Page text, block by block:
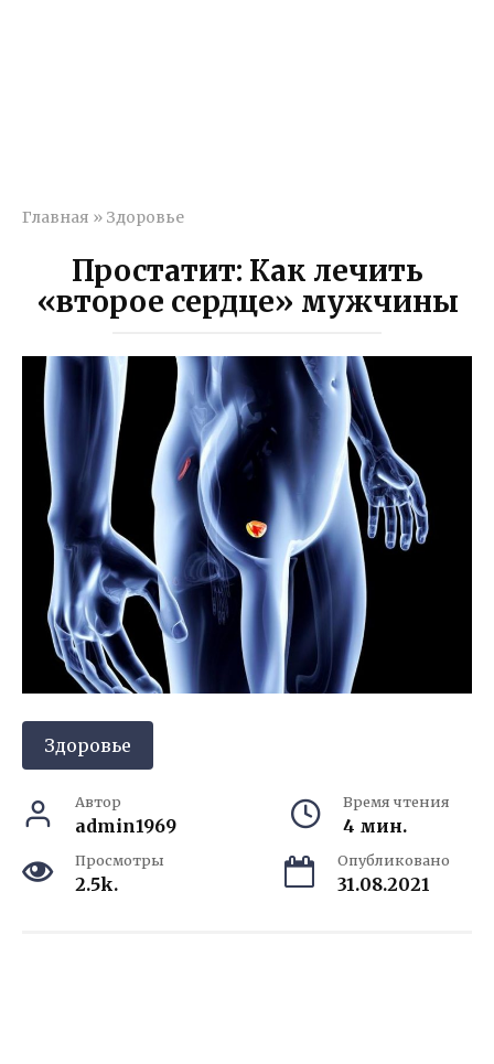
Главная » Здоровье
Простатит: Как лечить
«второе сердце» мужчины
Здоровье
Автор
admin1969
Время чтения
4 мин.
Просмотры
2.5k.
Опубликовано
31.08.2021